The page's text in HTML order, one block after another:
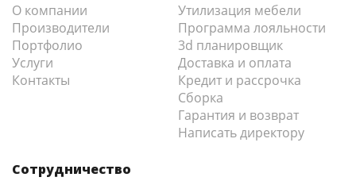
О компании
Производители
Портфолио
Услуги
Контакты
Утилизация мебели
Программа лояльности
3d планировщик
Доставка и оплата
Кредит и рассрочка
Сборка
Гарантия и возврат
Написать директору
Сотрудничество